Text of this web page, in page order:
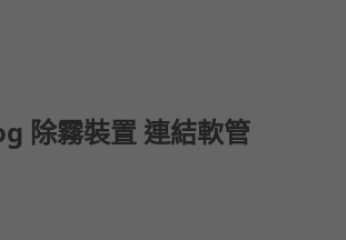
除霧裝置 連結軟管